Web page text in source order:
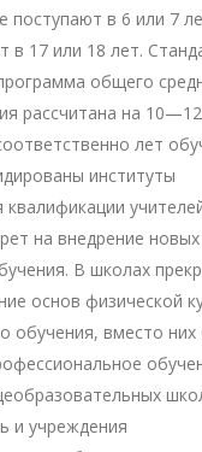
поступают в 6 или 7
в 17 или 18 лет.
общего
рассчитана на 10—12
лет
институты
на внедрение новых
В школах
основ физической
обучения, вместо
и учреждения